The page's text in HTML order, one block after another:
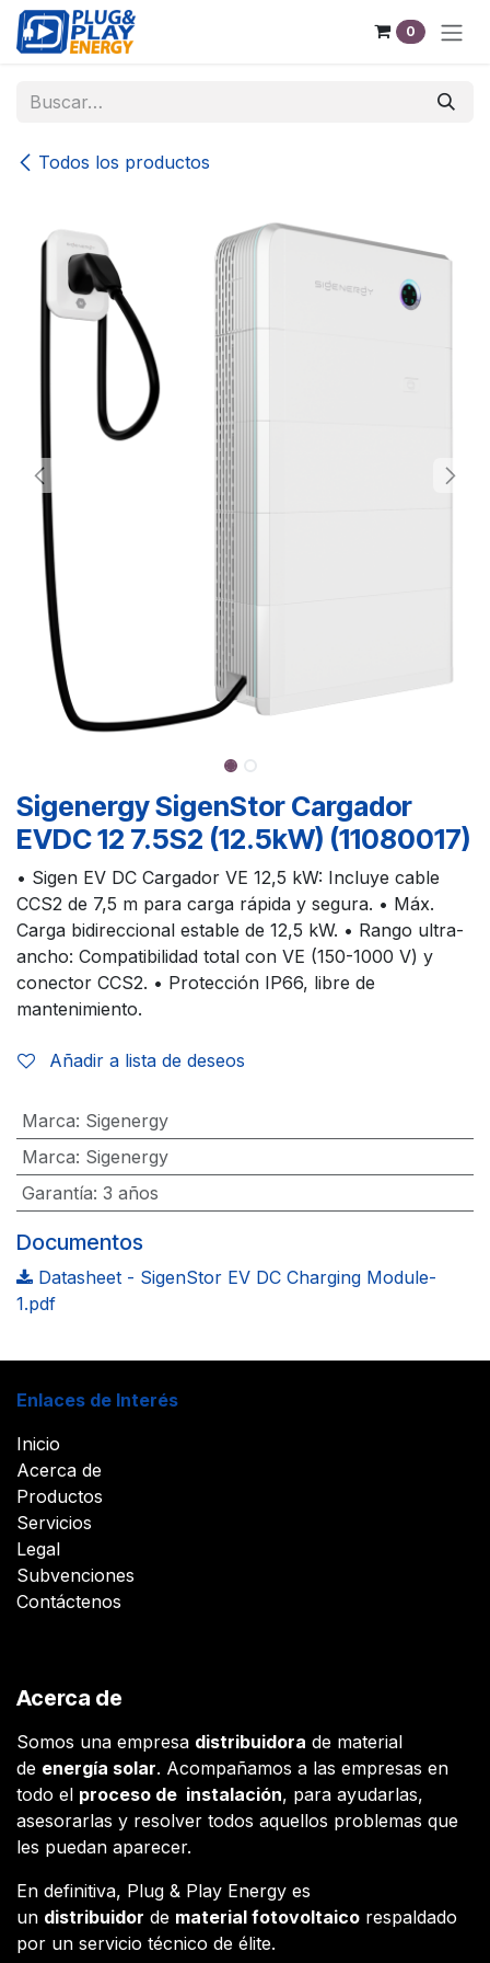
Ir al contenido
0
Todos los productos
Sigenergy SigenStor Cargador
EVDC 12 7.5S2 (12.5kW) (11080017)
• Sigen EV DC Cargador VE 12,5 kW: Incluye cable
CCS2 de 7,5 m para carga rápida y segura. • Máx.
Carga bidireccional estable de 12,5 kW. • Rango ultra-
ancho: Compatibilidad total con VE (150-1000 V) y
conector CCS2. • Protección IP66, libre de
mantenimiento.
Añadir a lista de deseos
Marca: Sigenergy
Marca: Sigenergy
Garantía: 3 años
Documentos
Datasheet - SigenStor EV DC Charging Module-
1.pdf
Enlaces de Interés
Inicio
Acerca de
Productos
Servicios
Legal
Subvenciones
Contáctenos
Acerca de
Somos una empresa distribuidora de material
de energía solar. Acompañamos a las empresas en
todo el proceso de instalación, para ayudarlas,
asesorarlas y resolver todos aquellos problemas que
les puedan aparecer.
En definitiva, Plug & Play Energy es
un distribuidor de material fotovoltaico respaldado
por un servicio técnico de élite.